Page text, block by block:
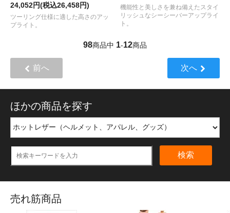
24,052円(税込26,458円)
ツーリング仕様に適した高さのアッ
プライト。
機能性と美しさを兼ね備えたスタイ
リッシュなシーシーバーアップライ
ト。
98商品中 1-12商品
前へ 次へ
ほかの商品を探す
検索
売れ筋商品